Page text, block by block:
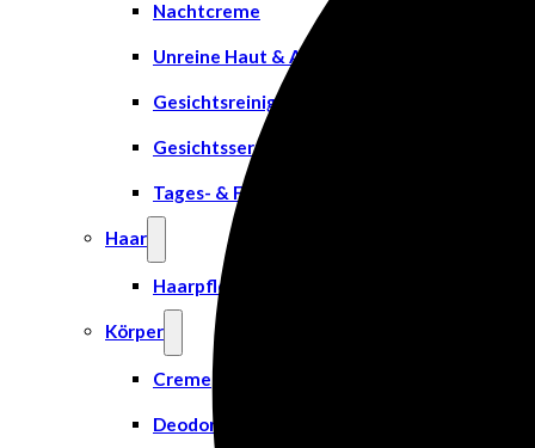
Nachtcreme
Unreine Haut & Akne
Gesichtsreinigung
Gesichtsserum
Tages- & Feuchtigkeitscremes
Haar
Haarpflege
Körper
Creme
Deodorant